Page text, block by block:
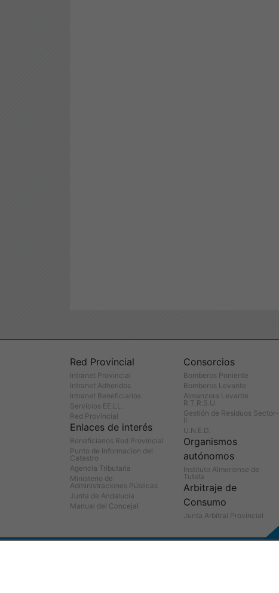
Red Provincial
Intranet Provincial
Intranet Adheridos
Intranet Beneficiarios
Servicios EE.LL.
Red Provincial
Enlaces de interés
Beneficiarios Red Provincial
Punto de Informacion del
Catastro
Agencia Tributaria
Ministerio de
Administraciones Públicas
Junta de Andalucia
Manual del Concejal
Consorcios
Bomberos Poniente
Bomberos Levante
Almanzora Levante
R.T.R.S.U.
Gestión de Residuos Sector-
II
U.N.E.D.
Organismos
autónomos
Instituto Almeriense de
Tutela
Arbitraje de
Consumo
Junta Arbitral Provincial